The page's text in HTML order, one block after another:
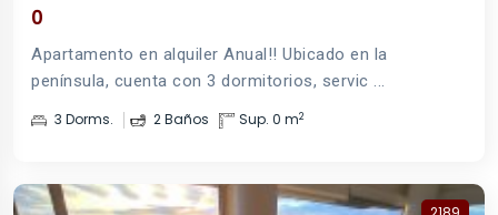
0
Apartamento en alquiler Anual!! Ubicado en la
península, cuenta con 3 dormitorios, servic ...
3 Dorms. 2 Baños Sup. 0 m2